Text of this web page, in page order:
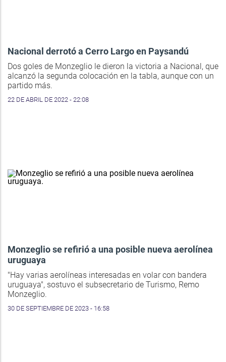
Nacional derrotó a Cerro Largo en Paysandú
Dos goles de Monzeglio le dieron la victoria a Nacional, que
alcanzó la segunda colocación en la tabla, aunque con un
partido más.
22 DE ABRIL DE 2022 - 22:08
Monzeglio se refirió a una posible nueva aerolínea
uruguaya
"Hay varias aerolíneas interesadas en volar con bandera
uruguaya", sostuvo el subsecretario de Turismo, Remo
Monzeglio.
30 DE SEPTIEMBRE DE 2023 - 16:58